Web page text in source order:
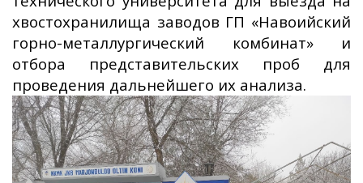
хвостохранилища заводов ГП «Навоийский
горно-металлургический комбинат» и
отбора представительских проб для
проведения дальнейшего их анализа.